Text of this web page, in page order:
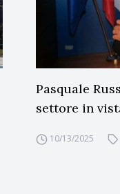
Pasquale
settore in
10/13/2025